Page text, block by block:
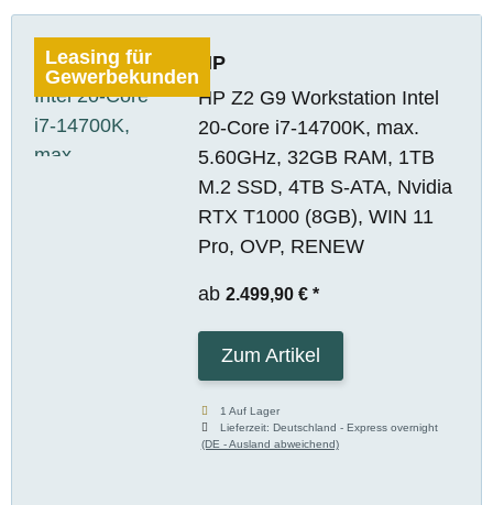
Leasing für
Gewerbekunden
HP
HP Z2 G9 Workstation Intel
20-Core i7-14700K, max.
5.60GHz, 32GB RAM, 1TB
M.2 SSD, 4TB S-ATA, Nvidia
RTX T1000 (8GB), WIN 11
Pro, OVP, RENEW
ab 2.499,90 € *
Zum Artikel
1 Auf Lager
Lieferzeit:Deutschland - Express overnight
(DE - Ausland abweichend)